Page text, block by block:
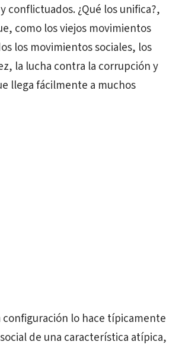
conflictuados. ¿Qué los unifica?,
como los viejos movimientos
los movimientos sociales, los
la lucha contra la corrupción y
llega fácilmente a muchos
configuración lo hace típicamente
de una característica atípica,